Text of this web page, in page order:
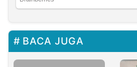
BACA JUGA